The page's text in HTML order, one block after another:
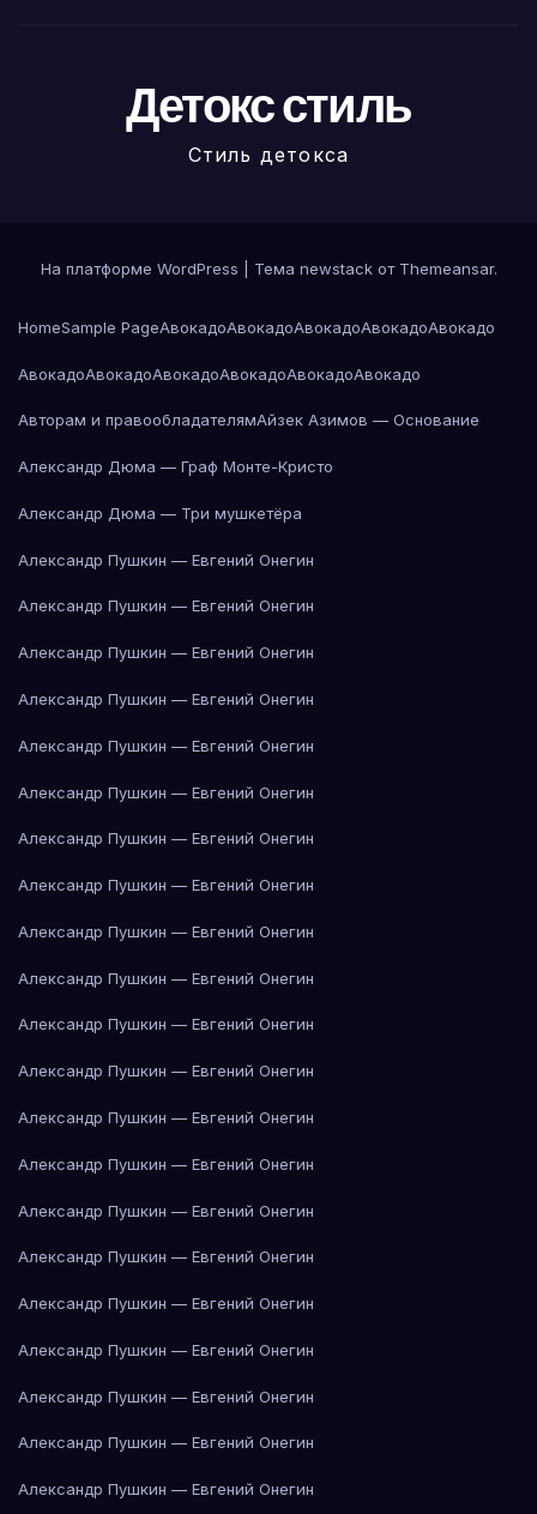
Детокс стиль
Стиль детокса
На платформе WordPress Тема newstack от Themeansar.
HomeSample PageАвокадоАвокадоАвокадоАвокадоАвокадо
АвокадоАвокадоАвокадоАвокадоАвокадоАвокадо
Авторам и правообладателямАйзек Азимов — Основание
Александр Дюма — Граф Монте-Кристо
Александр Дюма — Три мушкетёра
Александр Пушкин — Евгений Онегин
Александр Пушкин — Евгений Онегин
Александр Пушкин — Евгений Онегин
Александр Пушкин — Евгений Онегин
Александр Пушкин — Евгений Онегин
Александр Пушкин — Евгений Онегин
Александр Пушкин — Евгений Онегин
Александр Пушкин — Евгений Онегин
Александр Пушкин — Евгений Онегин
Александр Пушкин — Евгений Онегин
Александр Пушкин — Евгений Онегин
Александр Пушкин — Евгений Онегин
Александр Пушкин — Евгений Онегин
Александр Пушкин — Евгений Онегин
Александр Пушкин — Евгений Онегин
Александр Пушкин — Евгений Онегин
Александр Пушкин — Евгений Онегин
Александр Пушкин — Евгений Онегин
Александр Пушкин — Евгений Онегин
Александр Пушкин — Евгений Онегин
Александр Пушкин — Евгений Онегин